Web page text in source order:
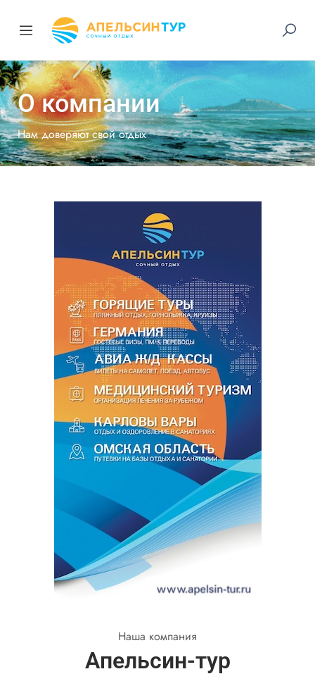
О компании
Нам доверяют свой отдых
Наша компания
Апельсин-тур